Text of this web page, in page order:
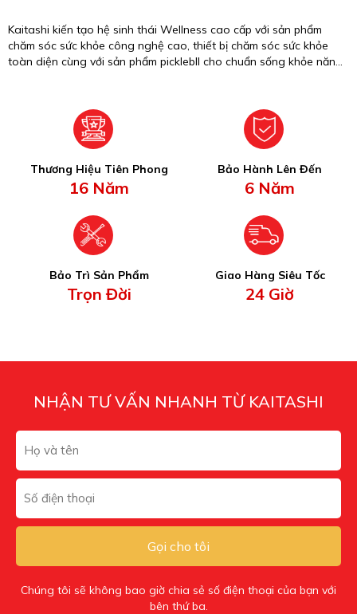
Kaitashi kiến tạo hệ sinh thái Wellness cao cấp với sản phẩm
chăm sóc sức khỏe công nghệ cao, thiết bị chăm sóc sức khỏe
toàn diện cùng với sản phẩm picklebll cho chuẩn sống khỏe năng
Thương Hiệu Tiên Phong
16 Năm
Bảo Hành Lên Đến
6 Năm
Bảo Trì Sản Phẩm
Trọn Đời
Giao Hàng Siêu Tốc
24 Giờ
NHẬN TƯ VẤN NHANH TỪ KAITASHI
Gọi cho tôi
Chúng tôi sẽ không bao giờ chia sẻ số điện thoại của bạn với
bên thứ ba.